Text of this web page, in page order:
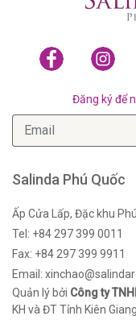
Đăng ký để
Salinda Phú Quốc
Ấp Cửa Lấp, Đặc khu
Tel: +84 297 399 0011
Fax: +84 297 399 9911
Email:
Quản lý bởi Công ty
KH và ĐT Tỉnh Kiên